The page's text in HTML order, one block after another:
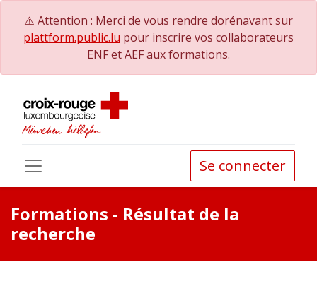
⚠️ Attention : Merci de vous rendre dorénavant sur
plattform.public.lu pour inscrire vos collaborateurs
ENF et AEF aux formations.
Se connecter
Formations - Résultat de la
recherche